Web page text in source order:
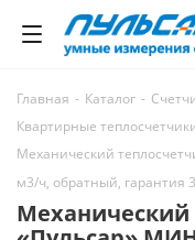
Главная - Каталог -
Квартирные
Механический
м3/ч, обратный, гарантия
Механический